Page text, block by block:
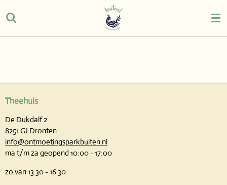
Ga
direct
naar
Theehuis
De Dukdalf 2
8251 GJ Dronten
info@ontmoetingsparkbuiten.nl
ma t/m za geopend 10:00 - 17:00
zo van 13.30 - 16.30